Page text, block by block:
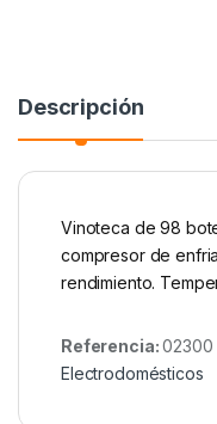
Descripción
Vinoteca de 98
compresor de
rendimiento.
Referencia:02300
Electrodomésticos